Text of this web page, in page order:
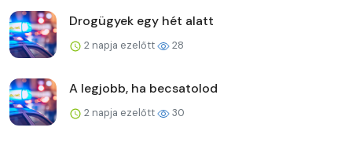
Drogügyek egy hét alatt
2 napja ezelőtt 28
A legjobb, ha becsatolod
2 napja ezelőtt 30